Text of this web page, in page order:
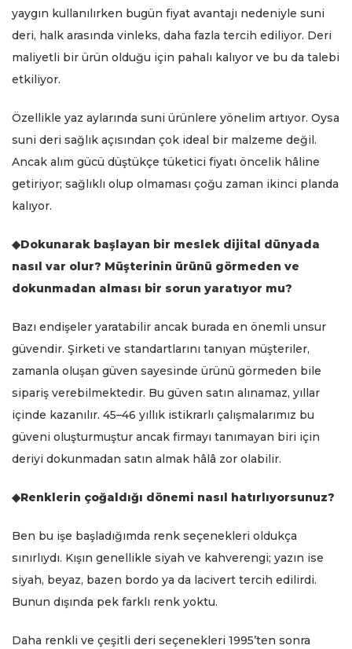
yaygın kullanılırken bugün fiyat avantajı nedeniyle suni
deri, halk arasında vinleks, daha fazla tercih ediliyor. Deri
maliyetli bir ürün olduğu için pahalı kalıyor ve bu da talebi
etkiliyor.
Özellikle yaz aylarında suni ürünlere yönelim artıyor. Oysa
suni deri sağlık açısından çok ideal bir malzeme değil.
Ancak alım gücü düştükçe tüketici fiyatı öncelik hâline
getiriyor; sağlıklı olup olmaması çoğu zaman ikinci planda
kalıyor.
◆Dokunarak başlayan bir meslek dijital dünyada
nasıl var olur? Müşterinin ürünü görmeden ve
dokunmadan alması bir sorun yaratıyor mu?
Bazı endişeler yaratabilir ancak burada en önemli unsur
güvendir. Şirketi ve standartlarını tanıyan müşteriler,
zamanla oluşan güven sayesinde ürünü görmeden bile
sipariş verebilmektedir. Bu güven satın alınamaz, yıllar
içinde kazanılır. 45–46 yıllık istikrarlı çalışmalarımız bu
güveni oluşturmuştur ancak firmayı tanımayan biri için
deriyi dokunmadan satın almak hâlâ zor olabilir.
◆Renklerin çoğaldığı dönemi nasıl hatırlıyorsunuz?
Ben bu işe başladığımda renk seçenekleri oldukça
sınırlıydı. Kışın genellikle siyah ve kahverengi; yazın ise
siyah, beyaz, bazen bordo ya da lacivert tercih edilirdi.
Bunun dışında pek farklı renk yoktu.
Daha renkli ve çeşitli deri seçenekleri 1995’ten sonra